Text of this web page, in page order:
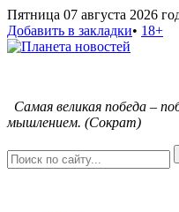
Пятница 07 августа 2026
Добавить в закладки• 18+
Самая великая победа –
мышлением. (Сократ)